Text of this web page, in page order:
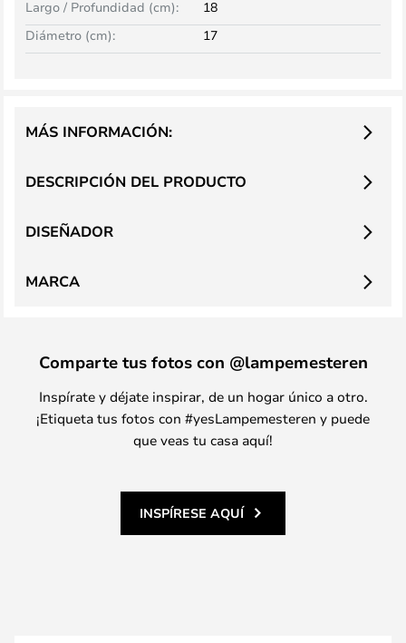
Largo / Profundidad (cm):
18
Diámetro (cm):
17
DESCRIPCIÓN DEL PRODUCTO
MÁS INFORMACIÓN:
DISEÑADOR
MARCA
Comparte tus fotos con @lampemesteren
Inspírate y déjate inspirar, de un hogar único a otro.
¡Etiqueta tus fotos con #yesLampemesteren y puede
que veas tu casa aquí!
INSPÍRESE AQUÍ